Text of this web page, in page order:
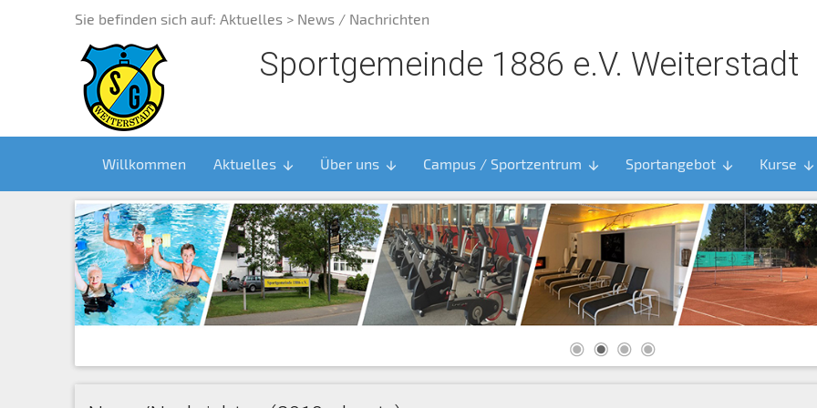
Sie befinden sich auf: Aktuelles > News / Nachrichten
Sportgemeinde 1886 e.V. Weiterstadt
Willkommen Aktuelles arrow_downward Über uns arrow_downward Campus / Sportzentrum arrow_downward Sportangebot arrow_downward Kurse arrow_downward